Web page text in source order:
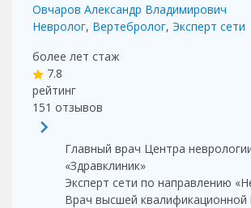
Овчаров Александр Владимирович
Невролог, Вертебролог, Эксперт сети
более лет стаж
7.8
рейтинг
151 отзывов
Главный врач Центра
«Здравклиник»
Эксперт сети по направлению
Врач высшей квалификационной